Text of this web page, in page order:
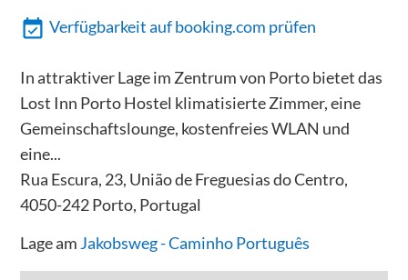
Verfügbarkeit auf booking.com prüfen
In attraktiver Lage im Zentrum von Porto bietet das
Lost Inn Porto Hostel klimatisierte Zimmer, eine
Gemeinschaftslounge, kostenfreies WLAN und
eine...
Rua Escura, 23, União de Freguesias do Centro,
4050-242 Porto, Portugal
Lage am Jakobsweg - Caminho Português